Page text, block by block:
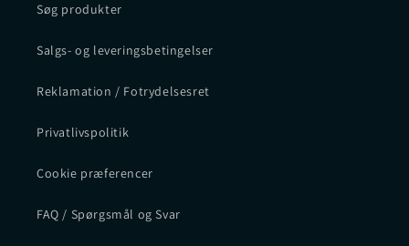
Søg produkter
Salgs- og leveringsbetingelser
Reklamation / Fotrydelsesret
Privatlivspolitik
Cookie præferencer
FAQ / Spørgsmål og Svar